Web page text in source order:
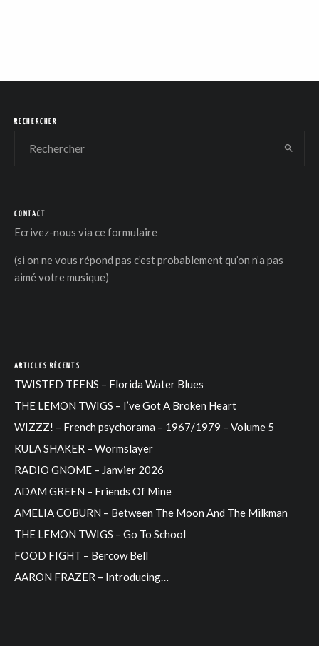
RECHERCHER
CONTACT
Ecrivez-nous via ce formulaire
(si on ne vous répond pas c’est probablement qu’on n’a pas
aimé votre musique)
ARTICLES RÉCENTS
TWISTED TEENS – Florida Water Blues
THE LEMON TWIGS – I’ve Got A Broken Heart
WIZZZ! – French psychorama – 1967/1979 – Volume 5
KULA SHAKER – Wormslayer
RADIO GNOME – Janvier 2026
ADAM GREEN – Friends Of Mine
AMELIA COBURN – Between The Moon And The Milkman
THE LEMON TWIGS – Go To School
FOOD FIGHT – Bercow Bell
AARON FRAZER – Introducing…